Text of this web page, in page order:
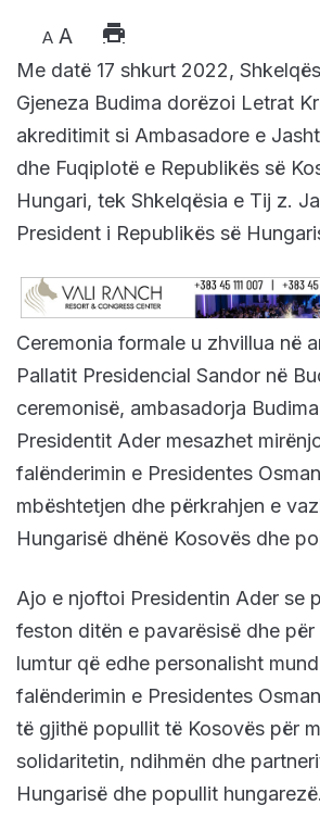
A A
Me datë 17 shkurt 2022,
Gjeneza Budima dorëzoi Letrat
akreditimit si Ambasadore e
dhe Fuqiplotë e Republikës së
Hungari, tek Shkelqësia e Tij z.
President i Republikës së
Ceremonia formale u zhvillua në
Pallatit Presidencial Sandor në
ceremonisë, ambasadorja
Presidentit Ader mesazhet
falënderimin e Presidentes
mbështetjen dhe përkrahjen e
Hungarisë dhënë Kosovës dhe
Ajo e njoftoi Presidentin Ader se
feston ditën e pavarësisë dhe
lumtur që edhe personalisht
falënderimin e Presidentes
të gjithë popullit të Kosovës për
solidaritetin, ndihmën dhe
Hungarisë dhe popullit hungarezë.